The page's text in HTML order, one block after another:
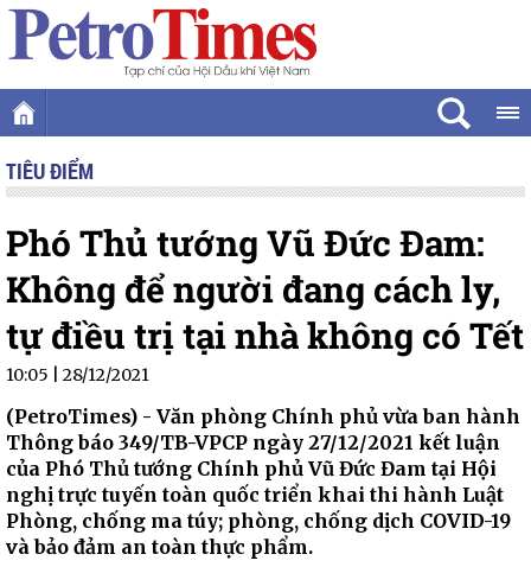
TIÊU ĐIỂM
Phó Thủ tướng Vũ Đức Đam:
Không để người đang cách ly,
tự điều trị tại nhà không có Tết
10:05 | 28/12/2021
(PetroTimes) - Văn phòng Chính phủ vừa ban hành
Thông báo 349/TB-VPCP ngày 27/12/2021 kết luận
của Phó Thủ tướng Chính phủ Vũ Đức Đam tại Hội
nghị trực tuyến toàn quốc triển khai thi hành Luật
Phòng, chống ma túy; phòng, chống dịch COVID-19
và bảo đảm an toàn thực phẩm.